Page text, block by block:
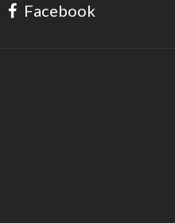
Facebook